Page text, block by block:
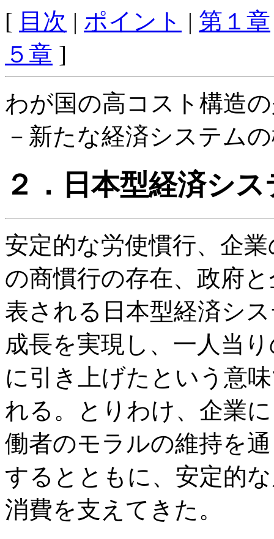
[ 目次 | ポイント | 第１章
５章 ]
わが国の高コスト構造
－新たな経済システム
２．日本型経済シ
安定的な労使慣行、企
の商慣行の存在、政府
表される日本型経済シ
成長を実現し、一人当
に引き上げたという意
れる。とりわけ、企業
働者のモラルの維持を
するとともに、安定的
消費を支えてきた。